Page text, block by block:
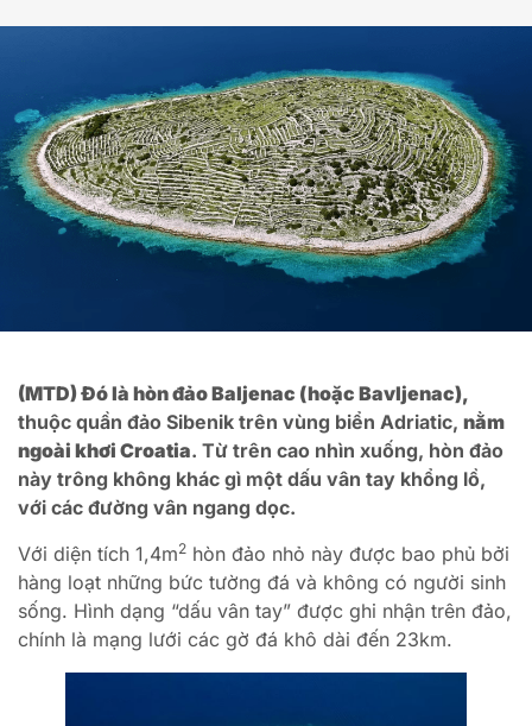
(MTD) Đó là hòn đảo Baljenac (hoặc Bavljenac),
thuộc quần đảo Sibenik trên vùng biển Adriatic, nằm
ngoài khơi Croatia. Từ trên cao nhìn xuống, hòn đảo
này trông không khác gì một dấu vân tay khổng lồ,
với các đường vân ngang dọc.
Với diện tích 1,4m2 hòn đảo nhỏ này được bao phủ bởi
hàng loạt những bức tường đá và không có người sinh
sống. Hình dạng “dấu vân tay” được ghi nhận trên đảo,
chính là mạng lưới các gờ đá khô dài đến 23km.